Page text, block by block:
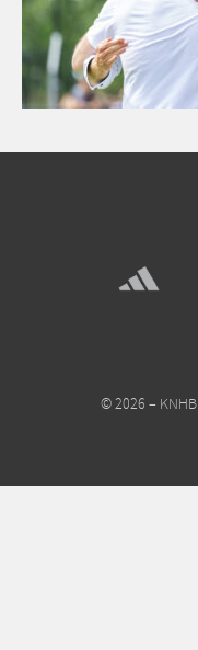
© 2026 – KNHB